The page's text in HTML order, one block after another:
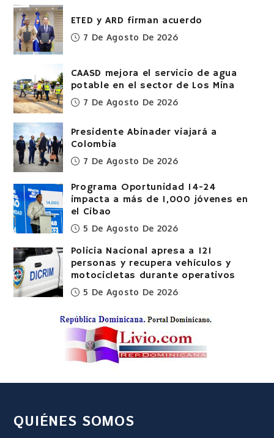
ETED y ARD firman acuerdo
7 De Agosto De 2026
CAASD mejora el servicio de agua
potable en el sector de Los Mina
7 De Agosto De 2026
Presidente Abinader viajará a
Colombia
7 De Agosto De 2026
Programa Oportunidad 14-24
impacta a más de 1,000 jóvenes en
el Cibao
5 De Agosto De 2026
Policía Nacional apresa a 121
personas y recupera vehículos y
motocicletas durante operativos
5 De Agosto De 2026
QUIÉNES SOMOS